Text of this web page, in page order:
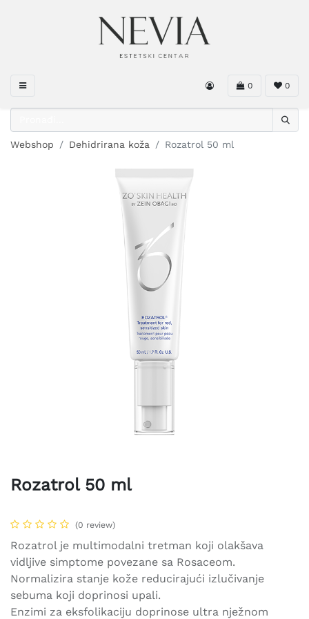
0 0
Webshop Dehidrirana koža Rozatrol 50 ml
Rozatrol 50 ml
(0 review)
Rozatrol je multimodalni tretman koji olakšava
vidljive simptome povezane sa Rosaceom.
Normalizira stanje kože reducirajući izlučivanje
sebuma koji doprinosi upali.
Enzimi za eksfolikaciju doprinose ultra nježnom